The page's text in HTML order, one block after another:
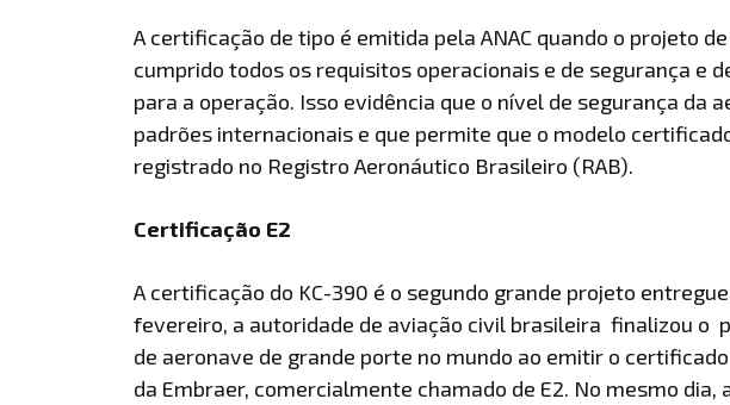
A certificação de tipo é emitida pela ANAC quando o projeto
cumprido todos os requisitos operacionais e de segurança e
para a operação. Isso evidência que o nível de segurança da
padrões internacionais e que permite que o modelo
registrado no Registro Aeronáutico Brasileiro (RAB).
Certificação E2
A certificação do KC-390 é o segundo grande projeto entregue
fevereiro, a autoridade de aviação civil brasileira finalizou o
de aeronave de grande porte no mundo ao emitir o
da Embraer, comercialmente chamado de E2. No mesmo